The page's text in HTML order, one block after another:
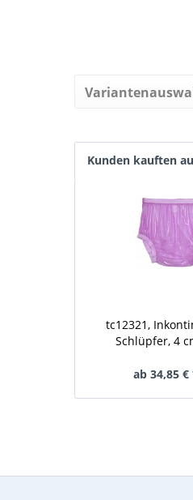
Kunden kauften
tc12321,
Schlüpfer, 4
ab 34,85